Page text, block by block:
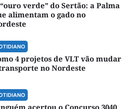
verde” do Sertão: a Palma
alimentam o gado no
4 projetos de VLT vão mudar
no Nordeste
acertou o Concurso 3040